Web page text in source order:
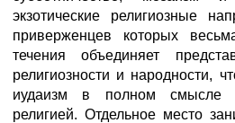
экзотические религиозные
приверженцев которых
течения объединяет
религиозности и народности,
иудаизм в полном смысле
религией. Отдельное место